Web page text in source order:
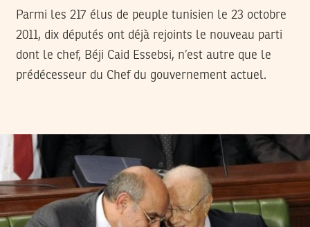
Parmi les 217 élus de peuple tunisien le 23 octobre
2011, dix députés ont déjà rejoints le nouveau parti
dont le chef, Béji Caid Essebsi, n’est autre que le
prédécesseur du Chef du gouvernement actuel.